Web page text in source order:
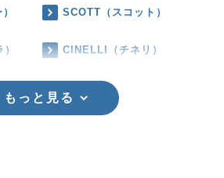
SCOTT（スコット）
CINELLI（チネリ）
もっと見る